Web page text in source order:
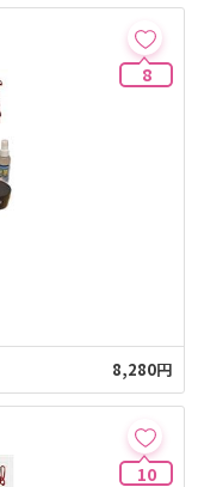
8
8,280円
10